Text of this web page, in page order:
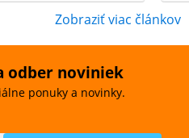
Zobraziť viac článkov
odber noviniek
ponuky a novinky.